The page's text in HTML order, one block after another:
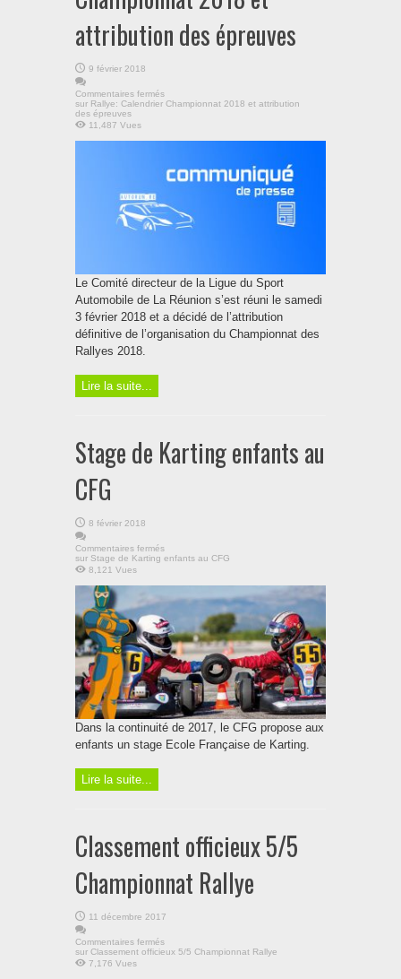
attribution des épreuves
9 février 2018
Commentaires fermés
sur Rallye: Calendrier Championnat 2018 et attribution
des épreuves
11,487 Vues
Le Comité directeur de la Ligue du Sport
Automobile de La Réunion s’est réuni le samedi
3 février 2018 et a décidé de l’attribution
définitive de l’organisation du Championnat des
Rallyes 2018.
Lire la suite...
Stage de Karting enfants au
CFG
8 février 2018
Commentaires fermés
sur Stage de Karting enfants au CFG
8,121 Vues
Dans la continuité de 2017, le CFG propose aux
enfants un stage Ecole Française de Karting.
Lire la suite...
Classement officieux 5/5
Championnat Rallye
11 décembre 2017
Commentaires fermés
sur Classement officieux 5/5 Championnat Rallye
7,176 Vues